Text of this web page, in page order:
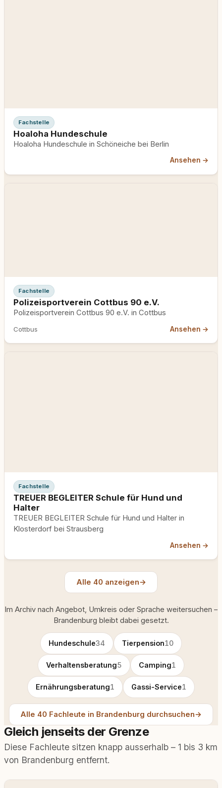
Fachstelle
Hoaloha Hundeschule
Hoaloha Hundeschule in Schöneiche bei Berlin
Ansehen →
Fachstelle
Polizeisportverein Cottbus 90 e.V.
Polizeisportverein Cottbus 90 e.V. in Cottbus
Cottbus Ansehen →
Fachstelle
TREUER BEGLEITER Schule für Hund und
Halter
TREUER BEGLEITER Schule für Hund und Halter in
Klosterdorf bei Strausberg
Ansehen →
Alle 40 anzeigen→
Im Archiv nach Angebot, Umkreis oder Sprache weitersuchen –
Brandenburg bleibt dabei gesetzt.
Hundeschule34 Tierpension10
Verhaltensberatung5 Camping1
Ernährungsberatung1 Gassi-Service1
Alle 40 Fachleute in Brandenburg durchsuchen→
Gleich jenseits der Grenze
Diese Fachleute sitzen knapp ausserhalb – 1 bis 3 km
von Brandenburg entfernt.